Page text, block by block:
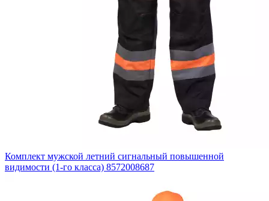
Комплект мужской летний сигнальный повышенной
видимости (1-го класса) 8572008687